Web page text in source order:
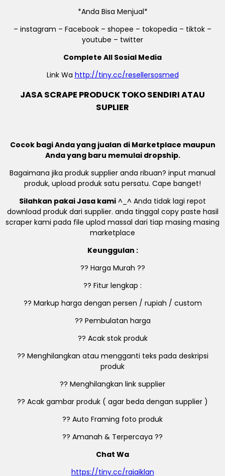
*Anda Bisa Menjual*
– instagram – Facebook – shopee – tokopedia – tiktok –
youtube – twitter
Complete All Sosial Media
Link Wa http://tiny.cc/resellersosmed
JASA SCRAPE PRODUCK TOKO SENDIRI ATAU
SUPLIER
Cocok bagi Anda yang jualan di Marketplace maupun
Anda yang baru memulai dropship.
Bagaimana jika produk supplier anda ribuan? input manual
produk, upload produk satu persatu. Cape banget!
Silahkan pakai Jasa kami ^_^ Anda tidak lagi repot
download produk dari supplier. anda tinggal copy paste hasil
scraper kami pada file uplod massal dari tiap masing masing
marketplace
Keunggulan :
?? Harga Murah ??
?? Fitur lengkap :
?? Markup harga dengan persen / rupiah / custom
?? Pembulatan harga
?? Acak stok produk
?? Menghilangkan atau mengganti teks pada deskripsi
produk
?? Menghilangkan link supplier
?? Acak gambar produk ( agar beda dengan supplier )
?? Auto Framing foto produk
?? Amanah & Terpercaya ??
Chat Wa
https://tiny.cc/rajaiklan